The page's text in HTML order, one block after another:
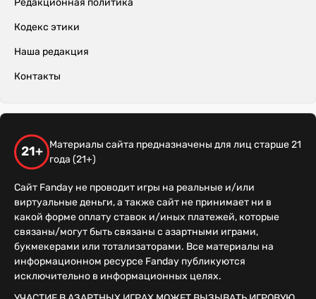
Кодекс этики
Наша редакция
Контакты
21+
Материалы сайта предназначены для лиц старше 21
года (21+)
Сайт Fanday не проводит игры на реальные и/или
виртуальные деньги, а также сайт не принимает ни в
какой форме оплату ставок и/иных платежей, которые
связаны/могут быть связаны с азартными играми,
букмекерами или тотализаторами. Все материалы на
информационном ресурсе Fanday публикуются
исключительно в информационных целях.